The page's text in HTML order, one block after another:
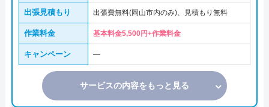
出張見積もり 出張費無料(岡山市内のみ)、見積もり無料
作業料金 基本料金5,500円+作業料金
キャンペーン ―
サービスの内容をもっと見る